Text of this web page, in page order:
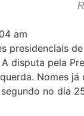
am
presidenciais
disputa pela
Nomes
no dia